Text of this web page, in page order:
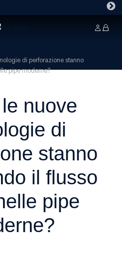
di perforazione stanno
pipe moderne?
nuove
di
stanno
il flusso
pipe